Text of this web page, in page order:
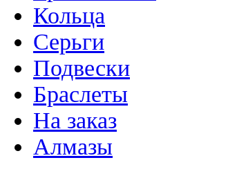
Кольца
Серьги
Подвески
Браслеты
На заказ
Алмазы